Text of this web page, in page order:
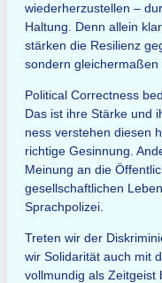
wiederherzustellen –
Haltung. Denn allein
stärken die Resilienz
sondern gleichermaßen
Political Correctness
Das ist ihre Stärke und
ness verstehen diesen
richtige Gesinnung.
Meinung an die
gesellschaftlichen
Sprachpolizei.
Treten wir der
wir Solidarität auch mit
vollmundig als Zeitgeist